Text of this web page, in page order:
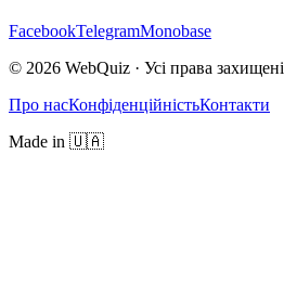
FacebookTelegramMonobase
© 2026 WebQuiz · Усі права захищені
Про насКонфіденційністьКонтакти
Made in 🇺🇦